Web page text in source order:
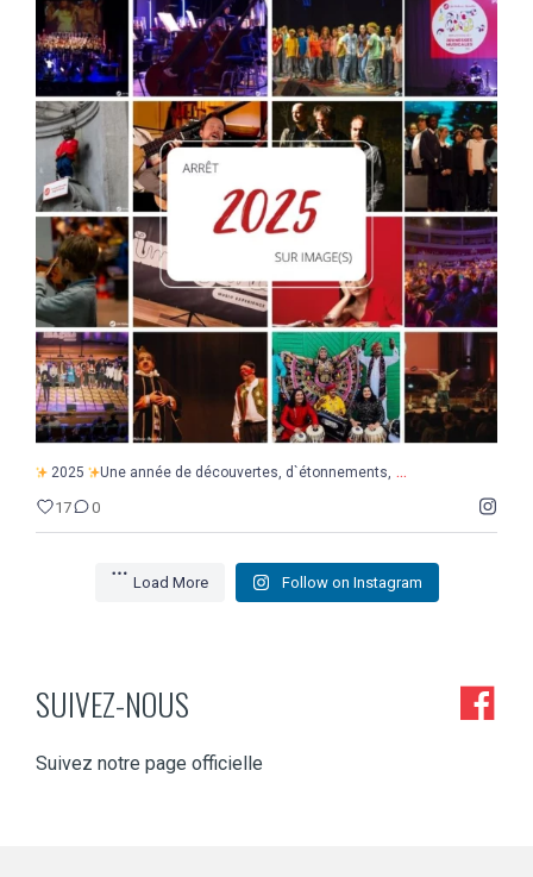
2025 Une année de découvertes, d`étonnements, ...
2025 Une année de découvertes, d`étonnements, ...
17 0
Load More Follow on Instagram
SUIVEZ-NOUS
Suivez notre page officielle